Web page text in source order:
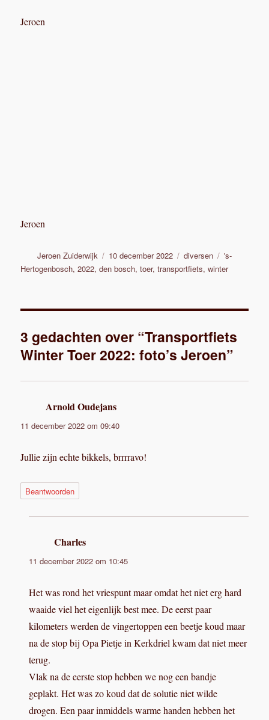
Jeroen
Jeroen
Auteur
Jeroen Zuiderwijk
Geplaatst
op
10 december 2022 Categorieën
diversen Tags
's-
Hertogenbosch,2022,den bosch,toer,transportfiets,winter
3 gedachten over “Transportfiets
Winter Toer 2022: foto’s Jeroen”
Arnold Oudejans
11 december 2022 om 09:40
Jullie zijn echte bikkels, brrrravo!
Beantwoorden
Charles
11 december 2022 om 10:45
Het was rond het vriespunt maar omdat het niet erg hard
waaide viel het eigenlijk best mee. De eerst paar
kilometers werden de vingertoppen een beetje koud maar
na de stop bij Opa Pietje in Kerkdriel kwam dat niet meer
terug.
Vlak na de eerste stop hebben we nog een bandje
geplakt. Het was zo koud dat de solutie niet wilde
drogen. Een paar inmiddels warme handen hebben het